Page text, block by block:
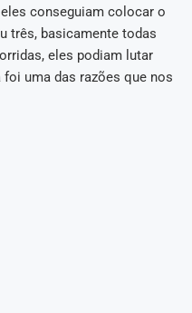
conseguiam colocar o
três, basicamente todas
eles podiam lutar
uma das razões que nos